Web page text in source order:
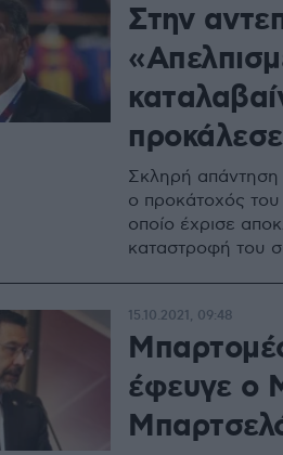
Στην
Σκληρή απάντηση
ο προκάτοχός
οποίο έχρισε
καταστροφή του
έφευγε ο
15.10.2021, 09:48